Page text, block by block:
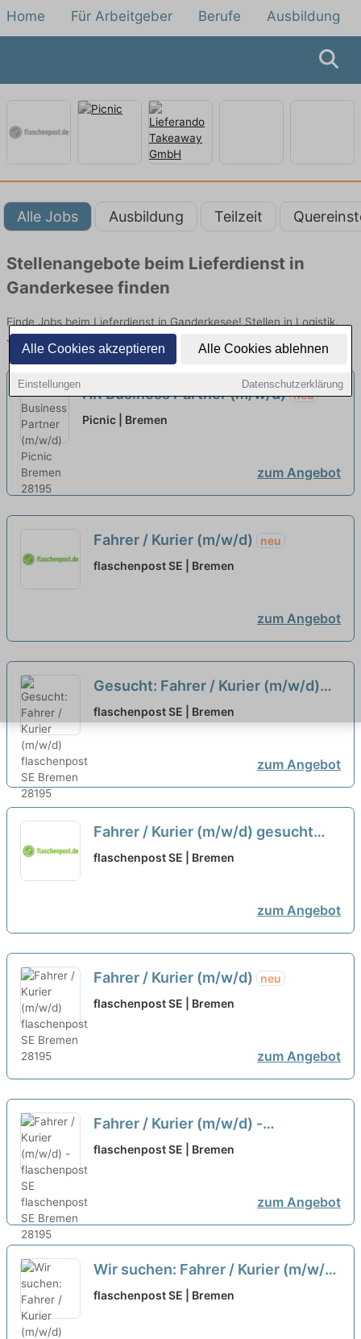
Alle Cookies akzeptieren Alle Cookies ablehnen
Einstellungen Datenschutzerklärung
Home Für Arbeitgeber Berufe Ausbildung
Alle Jobs Ausbildung Teilzeit
Stellenangebote beim Lieferdienst in
Ganderkesee finden
Finde Jobs beim Lieferdienst in Ganderkesee! Stellen in Logistik.
Jetzt bewerben!
HR Business Partner (m/w/d) neu
Picnic | Bremen
zum Angebot
Fahrer / Kurier (m/w/d)
neu
flaschenpost SE | Bremen
zum Angebot
Gesucht: Fahrer / Kurier (m/w/d)
neu
flaschenpost SE | Bremen
zum Angebot
Fahrer / Kurier (m/w/d) gesucht
neu
flaschenpost SE | Bremen
zum Angebot
Fahrer / Kurier (m/w/d)
neu
flaschenpost SE | Bremen
zum Angebot
Fahrer / Kurier (m/w/d) -
flaschenpost SE neu
flaschenpost SE | Bremen
zum Angebot
Wir suchen: Fahrer / Kurier (m/w/d)
neu
flaschenpost SE | Bremen